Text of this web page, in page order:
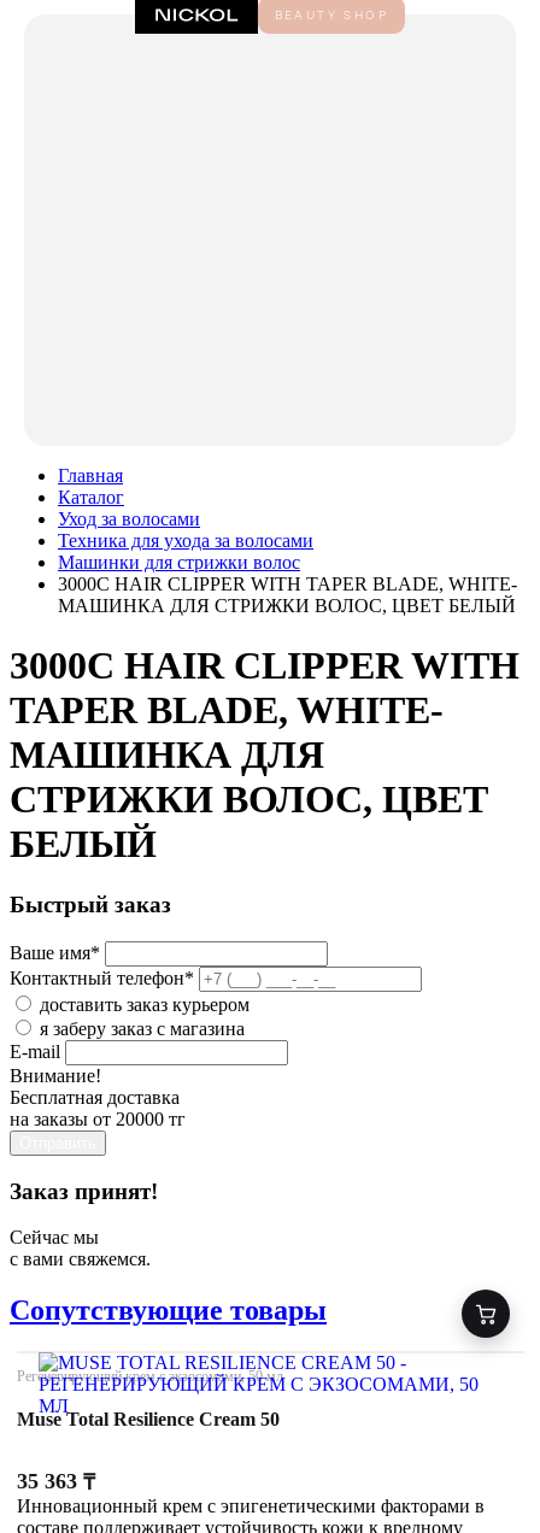
Главная
Каталог
Уход за волосами
Техника для ухода за волосами
Машинки для стрижки волос
3000C HAIR CLIPPER WITH TAPER BLADE, WHITE-
МАШИНКА ДЛЯ СТРИЖКИ ВОЛОС, ЦВЕТ БЕЛЫЙ
3000C HAIR CLIPPER WITH
TAPER BLADE, WHITE-
МАШИНКА ДЛЯ
СТРИЖКИ ВОЛОС, ЦВЕТ
БЕЛЫЙ
Быстрый заказ
Ваше имя*
Контактный телефон*
доставить заказ курьером
я заберу заказ с магазина
E-mail
Внимание!
Бесплатная доставка
на заказы от 20000 тг
Заказ принят!
Сейчас мы
с вами свяжемся.
Сопутствующие товары
Регенерирующий крем с экзосомами, 50 мл
Muse Total Resilience Cream 50
35 363 ₸
Инновационный крем с эпигенетическими факторами в
составе поддерживает устойчивость кожи к вредному